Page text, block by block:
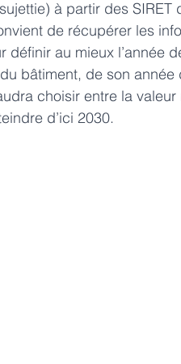
à partir des
de récupérer les
définir au mieux l’année
bâtiment, de son
choisir entre la
d’ici 2030.